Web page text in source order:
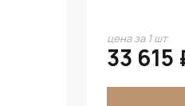
цена за 1 шт
33 615